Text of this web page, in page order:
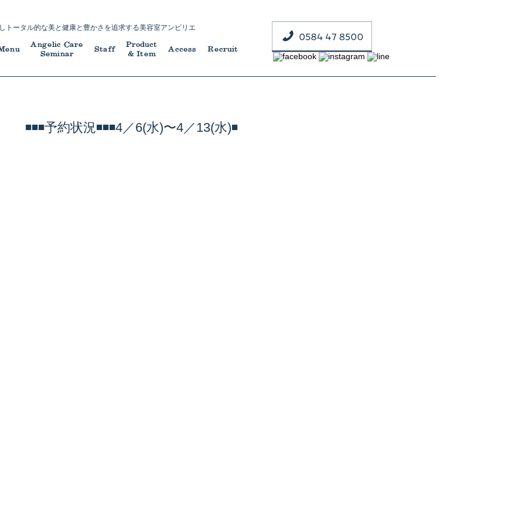
トータル的な美と健康と豊かさを追求する美容室アンピリエ
Angelic Care
Seminar
Staff
Product
& Item
Access Recruit
◾️◾️◾️予約状況◾️◾️◾️4／6(水)〜4／13(水)◾️